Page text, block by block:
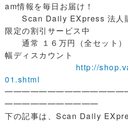
am情報を毎日お届け！
Scan Daily EXpress 法人
限定の割引サービス中
通常 １６万円（全セット
幅ディスカウント
http://
01.shtml
━━━━━━━━━━━
下の記事は、Scan Daily